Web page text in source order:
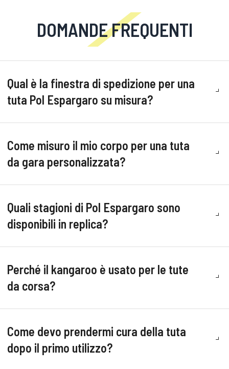
DOMANDE FREQUENTI
Qual è la finestra di spedizione per una
tuta Pol Espargaro su misura?
Come misuro il mio corpo per una tuta
da gara personalizzata?
Quali stagioni di Pol Espargaro sono
disponibili in replica?
Perché il kangaroo è usato per le tute
da corsa?
Come devo prendermi cura della tuta
dopo il primo utilizzo?